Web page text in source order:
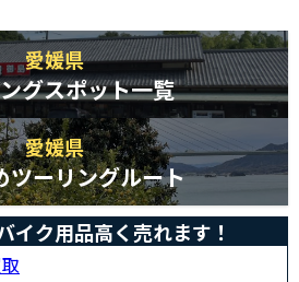
愛媛県
グスポット一覧
愛媛県
ツーリングルート
イク用品高く売れます！